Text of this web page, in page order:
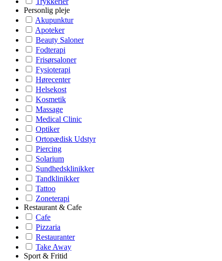
Personlig pleje
Akupunktur
Apoteker
Beauty Saloner
Fodterapi
Frisørsaloner
Fysioterapi
Hørecenter
Helsekost
Kosmetik
Massage
Medical Clinic
Optiker
Ortopædisk Udstyr
Piercing
Solarium
Sundhedsklinikker
Tandklinikker
Tattoo
Zoneterapi
Restaurant & Cafe
Cafe
Pizzaria
Restauranter
Take Away
Sport & Fritid